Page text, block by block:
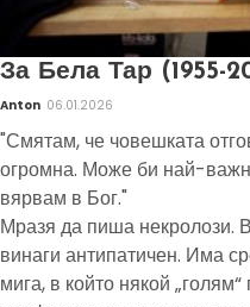
За Бела Тар (1955-
Anton 06.01.2026
"Смятам, че човешката
огромна. Може би най-
вярвам в Бог."
Мразя да пиша некролози.
винаги антипатичен. Има
мига, в който някой